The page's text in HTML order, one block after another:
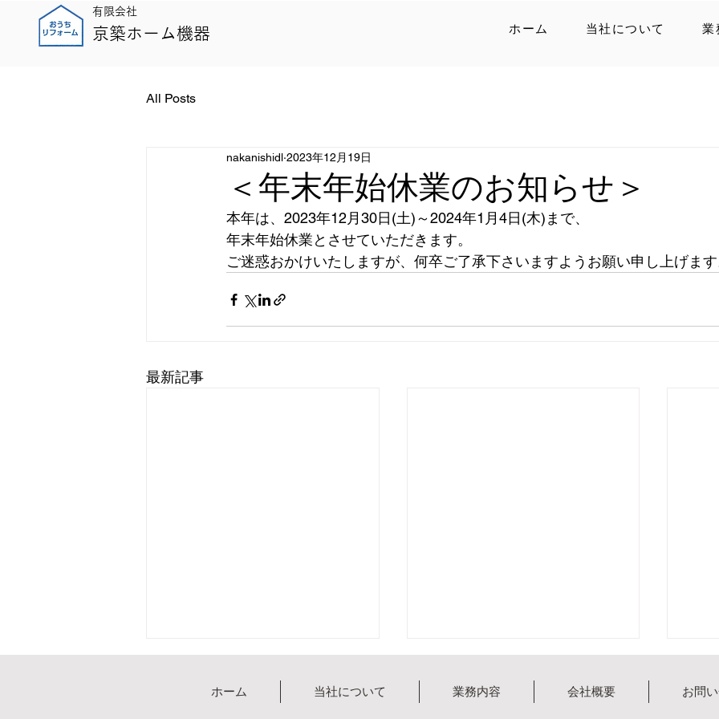
有限会社
京築ホーム機器 ホーム 当社について 業
All Posts
＜年末年始休業のお知らせ＞
nakanishidl 2023年12月19日
本年は、2023年12月30日(土)～2024年1月4日(木)まで、
年末年始休業とさせていただきます。
ご迷惑おかけいたしますが、何卒ご了承下さいますようお願い申し上げます
最新記事
ホーム 当社について 業務内容 会社概要 お問